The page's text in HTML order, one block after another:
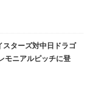
ターズ対中日ドラゴ
モニアルピッチに登